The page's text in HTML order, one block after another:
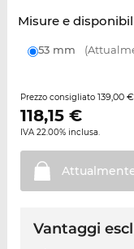
Misure e
53 mm
Prezzo consigliato 139,00 €
118,15€
IVA 22.00% inclusa.
Vantaggi